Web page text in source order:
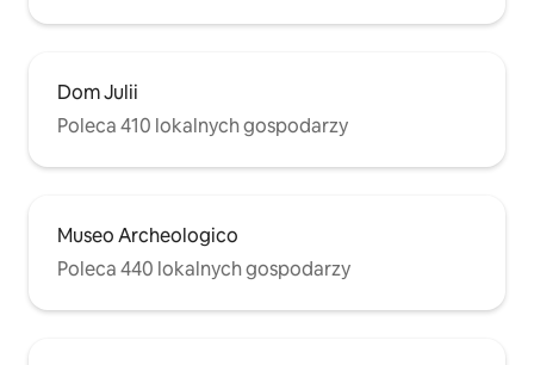
Dom Julii
Poleca 410 lokalnych gospodarzy
Museo Archeologico
Poleca 440 lokalnych gospodarzy